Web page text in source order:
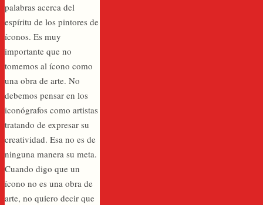
palabras acerca del
espíritu de los pintores de
íconos. Es muy
importante que no
tomemos al ícono como
una obra de arte. No
debemos pensar en los
iconógrafos como artistas
tratando de expresar su
creatividad. Esa no es de
ninguna manera su meta.
Cuando digo que un
ícono no es una obra de
arte, no quiero decir que